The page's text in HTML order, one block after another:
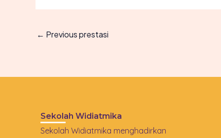
← Previous prestasi
Sekolah Widiatmika
Sekolah Widiatmika menghadirkan